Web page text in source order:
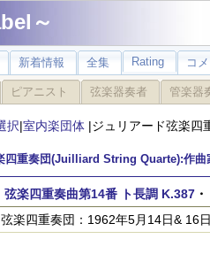
～
新着情報 全集 Rating コ
ピアニスト 弦楽器奏者 管楽器
択|室内楽団体 |ジュリアード弦楽四
四重奏団(Juilliard String Quarte):作曲
弦楽四重奏曲第14番 ト長調 K.387・
楽四重奏団：1962年5月14日& 16